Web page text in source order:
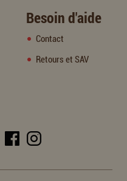
Besoin d'aide
Contact
Retours et SAV